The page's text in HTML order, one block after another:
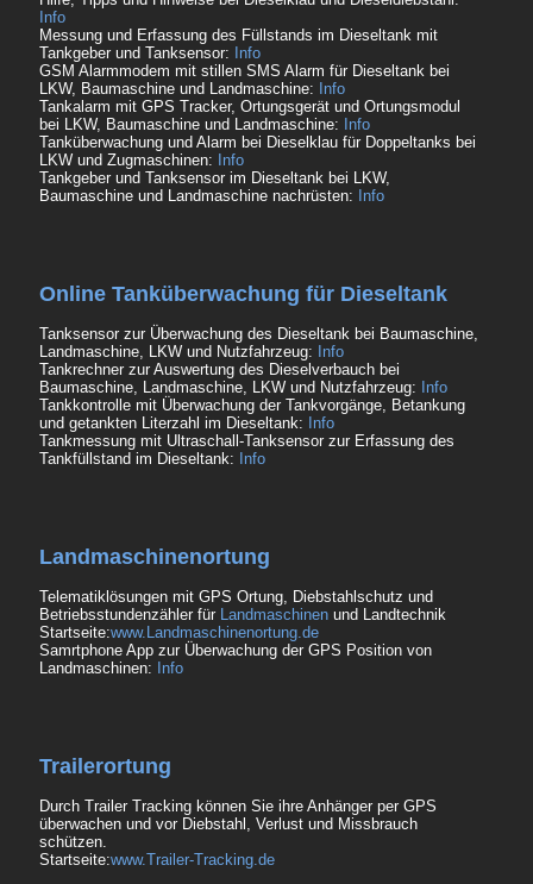
Info
Messung und Erfassung des Füllstands im Dieseltank mit
Tankgeber und Tanksensor:
Info
GSM Alarmmodem mit stillen SMS Alarm für Dieseltank bei
LKW, Baumaschine und Landmaschine:
Info
Tankalarm mit GPS Tracker, Ortungsgerät und Ortungsmodul
bei LKW, Baumaschine und Landmaschine:
Info
Tanküberwachung und Alarm bei Dieselklau für Doppeltanks bei
LKW und Zugmaschinen:
Info
Tankgeber und Tanksensor im Dieseltank bei LKW,
Baumaschine und Landmaschine nachrüsten:
Info
Online Tanküberwachung für Dieseltank
Tanksensor zur Überwachung des Dieseltank bei Baumaschine,
Landmaschine, LKW und Nutzfahrzeug:
Info
Tankrechner zur Auswertung des Dieselverbauch bei
Baumaschine, Landmaschine, LKW und Nutzfahrzeug:
Info
Tankkontrolle mit Überwachung der Tankvorgänge, Betankung
und getankten Literzahl im Dieseltank:
Info
Tankmessung mit Ultraschall-Tanksensor zur Erfassung des
Tankfüllstand im Dieseltank:
Info
Landmaschinenortung
Telematiklösungen mit GPS Ortung, Diebstahlschutz und
Betriebsstundenzähler für
Landmaschinen und Landtechnik
Startseite:www.Landmaschinenortung.de
Samrtphone App zur Überwachung der GPS Position von
Landmaschinen:
Info
Trailerortung
Durch Trailer Tracking können Sie ihre Anhänger per GPS
überwachen und vor Diebstahl, Verlust und Missbrauch
schützen.
Startseite:www.Trailer-Tracking.de